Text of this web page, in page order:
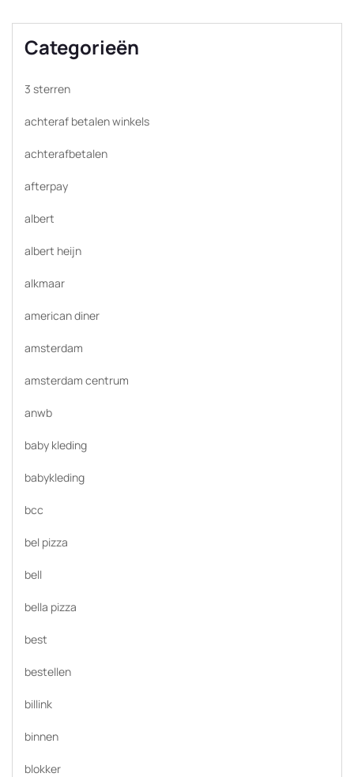
Categorieën
3 sterren
achteraf betalen winkels
achterafbetalen
afterpay
albert
albert heijn
alkmaar
american diner
amsterdam
amsterdam centrum
anwb
baby kleding
babykleding
bcc
bel pizza
bell
bella pizza
best
bestellen
billink
binnen
blokker